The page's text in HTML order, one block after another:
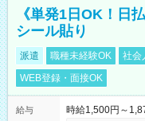
《単発1日OK！日
シール貼り
派遣 職種未経験OK 社会
WEB登録・面接OK
給与
時給1,500円～